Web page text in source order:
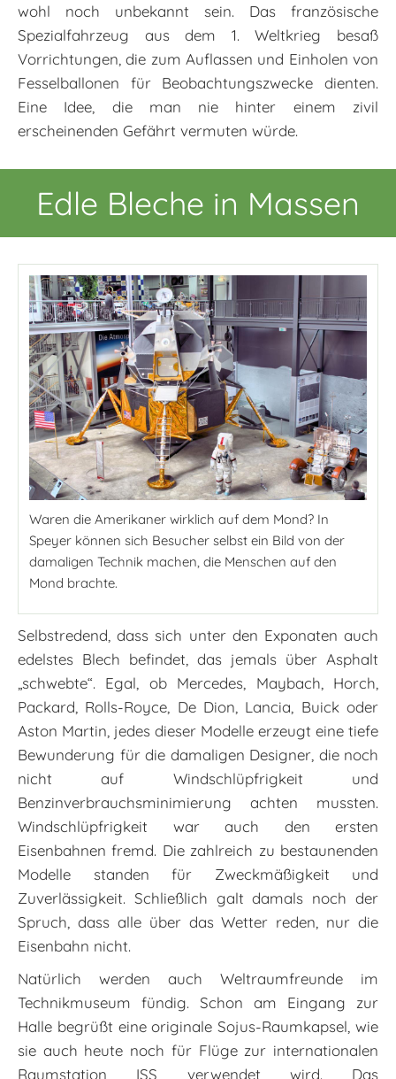
wohl noch unbekannt sein. Das französische
Spezialfahrzeug aus dem 1. Weltkrieg besaß
Vorrichtungen, die zum Auflassen und Einholen von
Fesselballonen für Beobachtungszwecke dienten.
Eine Idee, die man nie hinter einem zivil
erscheinenden Gefährt vermuten würde.
Edle Bleche in Massen
Waren die Amerikaner wirklich auf dem Mond? In
Speyer können sich Besucher selbst ein Bild von der
damaligen Technik machen, die Menschen auf den
Mond brachte.
Selbstredend, dass sich unter den Exponaten auch
edelstes Blech befindet, das jemals über Asphalt
„schwebte“. Egal, ob Mercedes, Maybach, Horch,
Packard, Rolls-Royce, De Dion, Lancia, Buick oder
Aston Martin, jedes dieser Modelle erzeugt eine tiefe
Bewunderung für die damaligen Designer, die noch
nicht auf Windschlüpfrigkeit und
Benzinverbrauchsminimierung achten mussten.
Windschlüpfrigkeit war auch den ersten
Eisenbahnen fremd. Die zahlreich zu bestaunenden
Modelle standen für Zweckmäßigkeit und
Zuverlässigkeit. Schließlich galt damals noch der
Spruch, dass alle über das Wetter reden, nur die
Eisenbahn nicht.
Natürlich werden auch Weltraumfreunde im
Technikmuseum fündig. Schon am Eingang zur
Halle begrüßt eine originale Sojus-Raumkapsel, wie
sie auch heute noch für Flüge zur internationalen
Raumstation ISS verwendet wird. Das